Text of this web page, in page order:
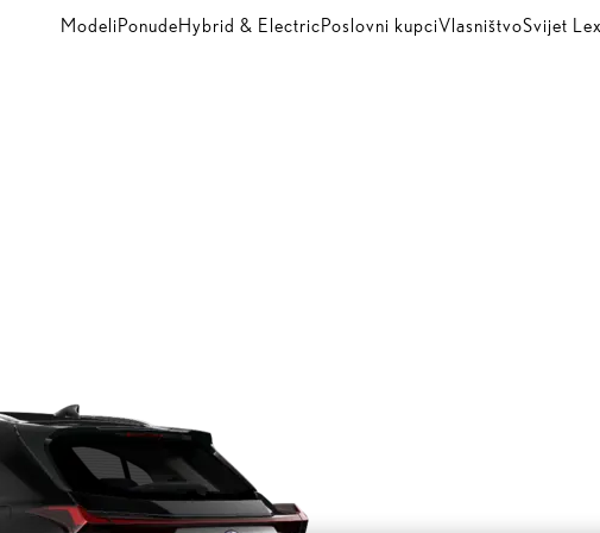
ModeliPonudeHybrid & ElectricPoslovni kupciVlasništvoSvijet